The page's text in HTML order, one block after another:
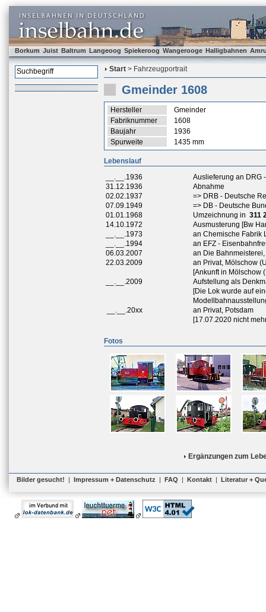
Borkum Juist Baltrum Langeoog Spiekeroog Wangerooge Halligbahnen
Start > Fahrzeugportrait
Gmeinder 1608
Hersteller
Gmeinder
Fabriknummer
1608
Baujahr
1936
Spurweite
1435 mm
Lebenslauf
__.__.1936
Auslieferung an DRG
31.12.1936
Abnahme
02.02.1937
=> DRB - Deutsche
07.09.1949
=> DB - Deutsche
01.01.1968
Umzeichnung in 311
14.10.1972
Ausmusterung [Bw
__.__.1973
an Chemische Fabrik
__.__.1994
an EFZ -
06.03.2007
an Die
22.03.2009
an Privat, Mölschow
[Ankunft in Mölschow
__.__.2009
Aufstellung als
[Die Lok wurde auf
__.__.20xx
an Privat, Potsdam
[17.07.2020 nicht
Fotos
Ergänzungen zum
Bilder gesucht! | Impressum + Datenschutz | FAQ | Kontakt | Literatur +